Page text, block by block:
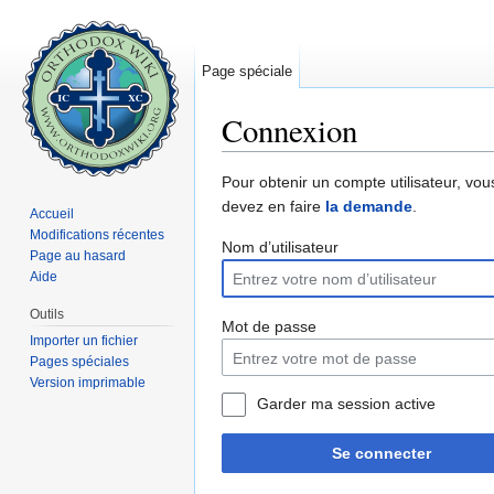
Connexion
Pour obtenir un compte utilisateur,
devez en faire la demande.
Nom d’utilisateur
Mot de passe
Garder ma session active
Se connecter
Page spéciale
Accueil
Modifications récentes
Page au hasard
Aide
Outils
Importer un fichier
Pages spéciales
Version imprimable